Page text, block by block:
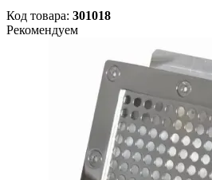
Код товара: 301018
Рекомендуем